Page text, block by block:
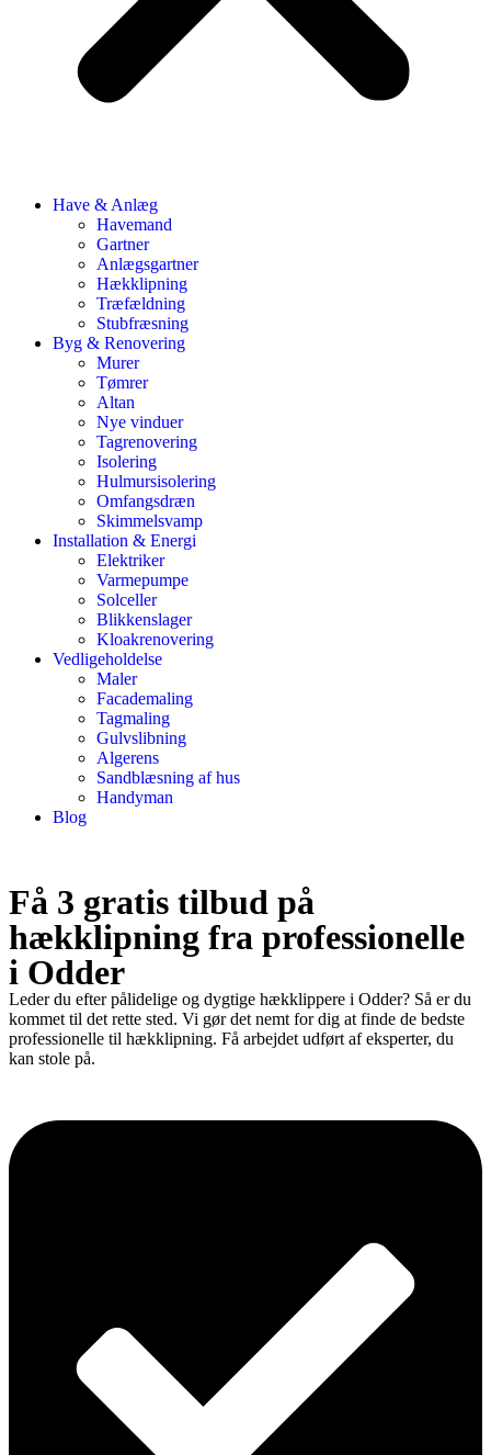
Have & Anlæg
Havemand
Gartner
Anlægsgartner
Hækklipning
Træfældning
Stubfræsning
Byg & Renovering
Murer
Tømrer
Altan
Nye vinduer
Tagrenovering
Isolering
Hulmursisolering
Omfangsdræn
Skimmelsvamp
Installation & Energi
Elektriker
Varmepumpe
Solceller
Blikkenslager
Kloakrenovering
Vedligeholdelse
Maler
Facademaling
Tagmaling
Gulvslibning
Algerens
Sandblæsning af hus
Handyman
Blog
Få 3 gratis tilbud på
hækklipning fra professionelle
i Odder
Leder du efter pålidelige og dygtige hækklippere i Odder? Så er du
kommet til det rette sted. Vi gør det nemt for dig at finde de bedste
professionelle til hækklipning. Få arbejdet udført af eksperter, du
kan stole på.